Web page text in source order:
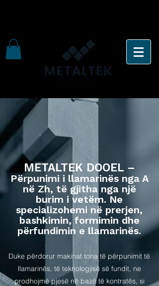
METALTEK DOOEL –
Përpunimi i llamarinës nga A
në Zh, të gjitha nga një
burim i vetëm. Ne
specializohemi në prerjen,
bashkimin, formimin dhe
përfundimin e llamarinës.
Duke përdorur makinat tona të përpunimit të
llamarinës, të teknologjisë së fundit, ne
prodhojmë pjesë në bazë të kontratës, si